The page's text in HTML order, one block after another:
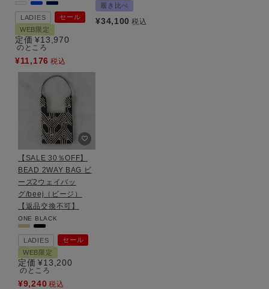
LADIES
セール
WEB限定
定価 ¥13,970
のところ
¥11,176 税込
履き比べ
¥34,100 税込
【SALE 30％OFF】
BEAD 2WAY BAG ビ
ーズ2ウェイバッ
グ/beej（ビージ）
【返品交換不可】
ONE BLACK
LADIES
セール
WEB限定
定価 ¥13,200
のところ
¥9,240 税込